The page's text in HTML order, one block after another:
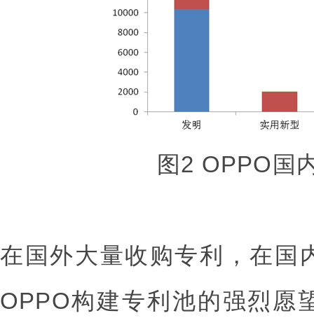
图2 OPPO国
在国外大量收购专利，在国
OPPO构建专利池的强烈愿